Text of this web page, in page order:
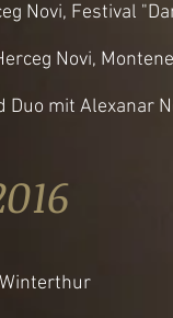
Novi, Festival
Novi,
Duo mit Alexanar